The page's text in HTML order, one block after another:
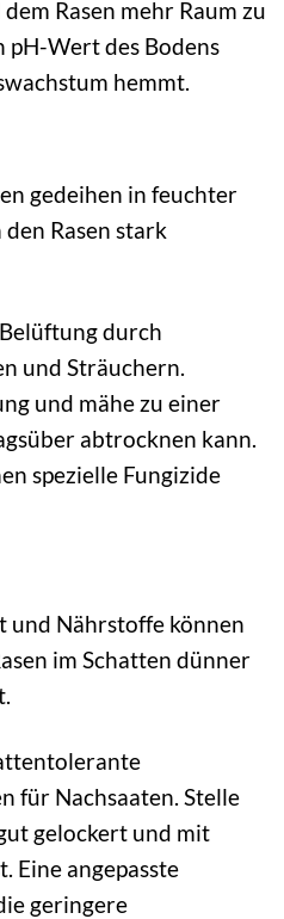
Rasen mehr Raum zu
pH-Wert des Bodens
hemmt.
gedeihen in feuchter
Rasen stark
durch
und Sträuchern.
und mähe zu einer
abtrocknen kann.
spezielle Fungizide
und Nährstoffe können
im Schatten dünner
für Nachsaaten. Stelle
gelockert und mit
Eine angepasste
geringere